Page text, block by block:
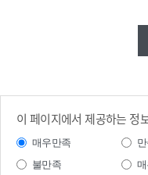
이 페이지에서 제공하는 정
매우만족
불만족